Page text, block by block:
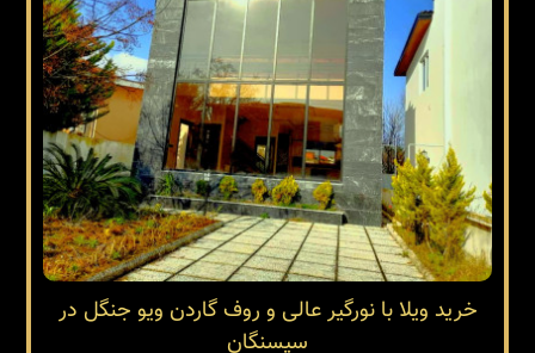
خرید ویلا با نورگیر عالی و روف گاردن ویو جنگل در
سیسنگان